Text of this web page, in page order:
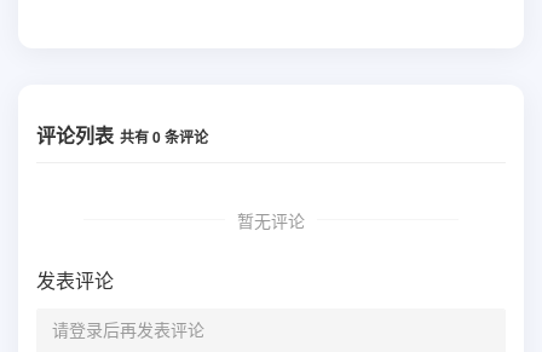
评论列表 共有0条评论
暂无评论
发表评论